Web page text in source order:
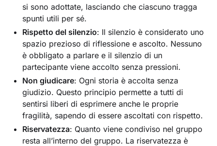
si sono adottate, lasciando che ciascuno tragga
spunti utili per sé.
Rispetto del silenzio: Il silenzio è considerato uno
spazio prezioso di riflessione e ascolto. Nessuno
è obbligato a parlare e il silenzio di un
partecipante viene accolto senza pressioni.
Non giudicare: Ogni storia è accolta senza
giudizio. Questo principio permette a tutti di
sentirsi liberi di esprimere anche le proprie
fragilità, sapendo di essere ascoltati con rispetto.
Riservatezza: Quanto viene condiviso nel gruppo
resta all’interno del gruppo. La riservatezza è